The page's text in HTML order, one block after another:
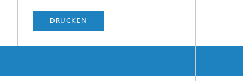
DRUCKEN